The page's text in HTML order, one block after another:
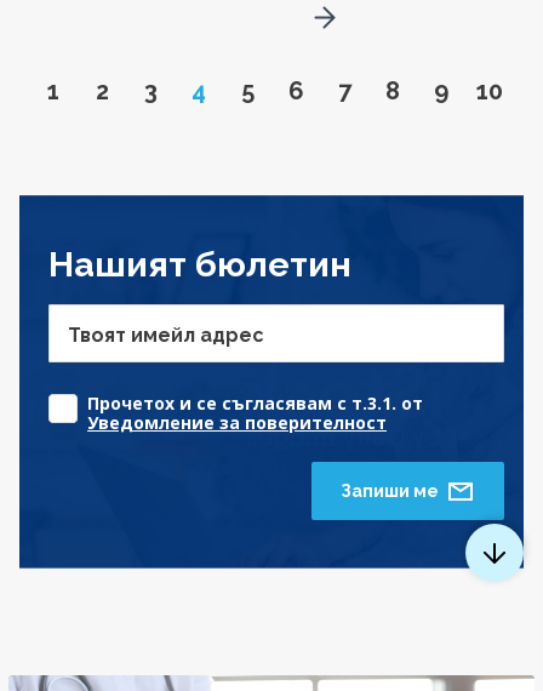
Go to page
1 Go to page
2 Go to page
3 Page
4 Go to page
5 Go to page
6 Go to page
7 Go to page
8 Go to
9 Go
10
Go to next page
Нашият бюлетин
Твоят имейл адрес
Прочетох и се съгласявам с т.3.1. от
Уведомление за поверителност
Запиши ме